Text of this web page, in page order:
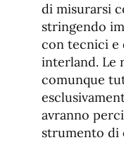
di misurarsi
stringendo
con tecnici e
interland. Le
comunque
avranno
strumento di